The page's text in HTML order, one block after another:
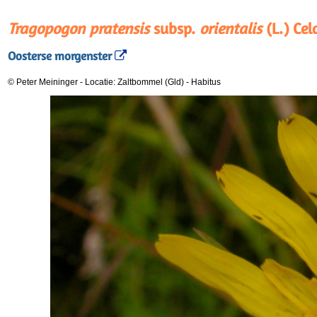
Tragopogon pratensissubsp. orientalis(L.)
Oosterse morgenster
© Peter Meininger - Locatie: Zaltbommel (Gld) - Habitus